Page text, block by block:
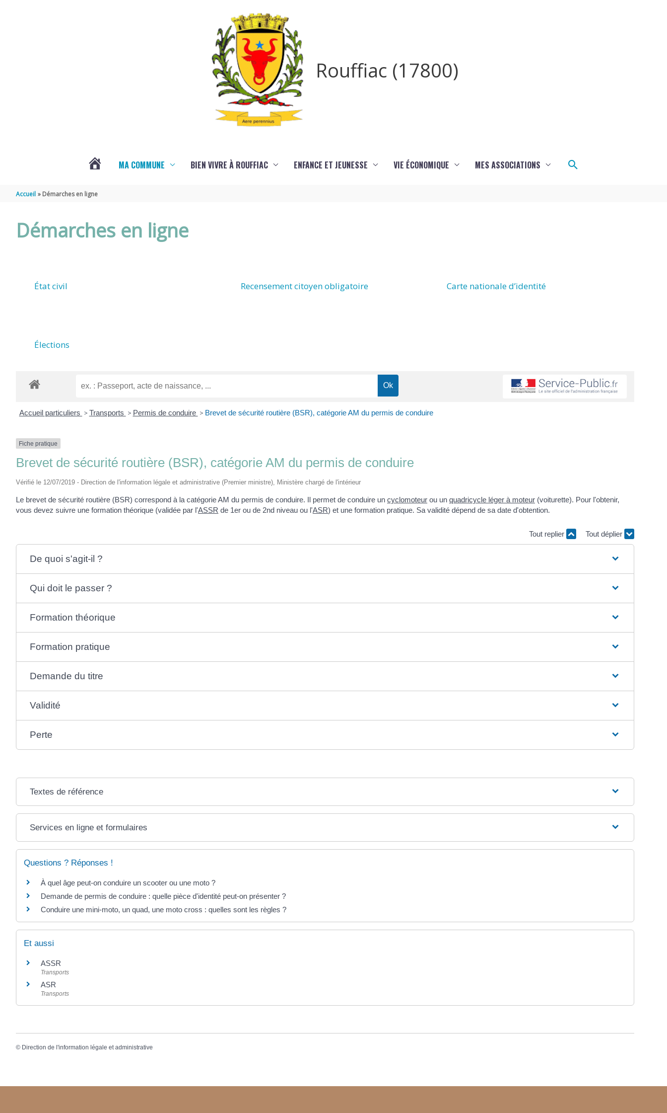
Rouffiac (17800)
MA COMMUNE BIEN VIVRE À ROUFFIAC ENFANCE ET JEUNESSE VIE ÉCONOMIQUE MES ASSOCIATIONS Rechercher
Accueil Démarches en ligne
Démarches en ligne
État civil Recensement citoyen obligatoire Carte nationale d’identité
Élections
Accueil particuliers > Transports > Permis de conduire > Brevet de sécurité routière (BSR), catégorie AM du permis de conduire
Fiche pratique
Brevet de sécurité routière (BSR), catégorie AM du permis de conduire
Vérifié le 12/07/2019 - Direction de l'information légale et administrative (Premier ministre), Ministère chargé de l'intérieur
Le brevet de sécurité routière (BSR) correspond à la catégorie AM du permis de conduire. Il permet de conduire un cyclomoteur ou un quadricycle léger à moteur (voiturette). Pour l'obtenir,
vous devez suivre une formation théorique (validée par l'ASSR de 1er ou de 2nd niveau ou l'ASR) et une formation pratique. Sa validité dépend de sa date d'obtention.
Tout replier Tout déplier
De quoi s'agit-il ?
Qui doit le passer ?
Formation théorique
Formation pratique
Demande du titre
Validité
Perte
Textes de référence
Services en ligne et formulaires
Questions ? Réponses !
À quel âge peut-on conduire un scooter ou une moto ?
Demande de permis de conduire : quelle pièce d'identité peut-on présenter ?
Conduire une mini-moto, un quad, une moto cross : quelles sont les règles ?
Et aussi
ASSR
Transports
ASR
Transports
© Direction de l'information légale et administrative